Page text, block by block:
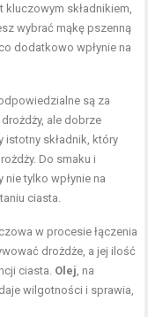
kluczowym składnikiem,
wybrać mąkę pszenną
dodatkowo wpłynie na
odpowiedzialne są za
ale dobrze
istotny składnik, który
Do smaku i
nie tylko wpłynie na
ciasta.
w procesie łączenia
drożdże, a jej ilość
ciasta. Olej , na
wilgotności i sprawia,